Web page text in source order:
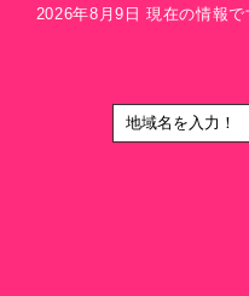
2026年8月9日 現在の情報で